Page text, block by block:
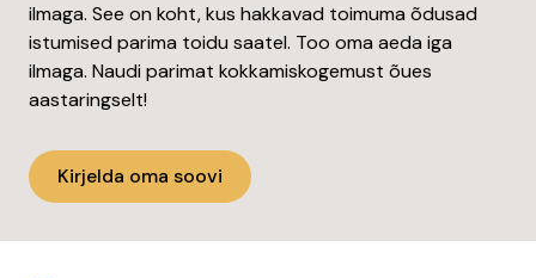
ilmaga. See on koht, kus hakkavad toimuma õdusad
istumised parima toidu saatel. Too oma aeda iga
ilmaga. Naudi parimat kokkamiskogemust õues
aastaringselt!
Kirjelda oma soovi